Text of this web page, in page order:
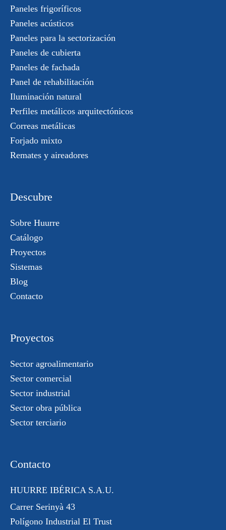
Paneles frigoríficos
Paneles acústicos
Paneles para la sectorización
Paneles de cubierta
Paneles de fachada
Panel de rehabilitación
Iluminación natural
Perfiles metálicos arquitectónicos
Correas metálicas
Forjado mixto
Remates y aireadores
Descubre
Sobre Huurre
Catálogo
Proyectos
Sistemas
Blog
Contacto
Proyectos
Sector agroalimentario
Sector comercial
Sector industrial
Sector obra pública
Sector terciario
Contacto
HUURRE IBÉRICA S.A.U.
Carrer Serinyà 43
Polígono Industrial El Trust